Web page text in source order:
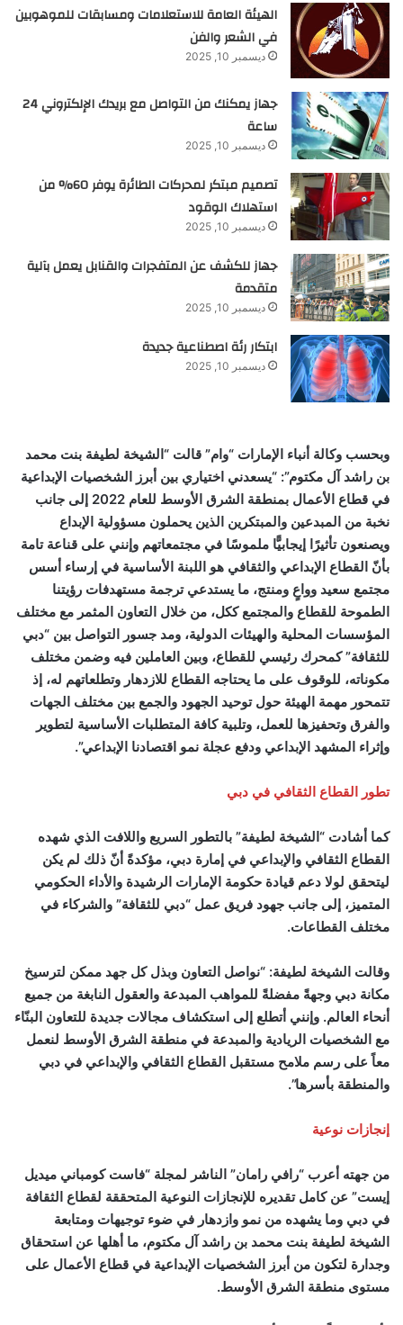
الهيئة العامة للاستعلامات ومسابقات للموهوبين
في الشعر والفن
ديسمبر 10, 2025
جهاز يمكنك من التواصل مع بريدك الإلكتروني 24
ساعة
ديسمبر 10, 2025
تصميم مبتكر لمحركات الطائرة يوفر 60% من
استهلاك الوقود
ديسمبر 10, 2025
جهاز للكشف عن المتفجرات والقنابل يعمل بآلية
متقدمة
ديسمبر 10, 2025
ابتكار رئة اصطناعية جديدة
ديسمبر 10, 2025
وبحسب وكالة أنباء الإمارات “وام” قالت “الشيخة لطيفة بنت محمد
بن راشد آل مكتوم”: “يسعدني اختياري بين أبرز الشخصيات الإبداعية
في قطاع الأعمال بمنطقة الشرق الأوسط للعام 2022 إلى جانب
نخبة من المبدعين والمبتكرين الذين يحملون مسؤولية الإبداع
ويصنعون تأثيرًا إيجابيًّا ملموسًا في مجتمعاتهم وإنني على قناعة تامة
بأنّ القطاع الإبداعي والثقافي هو اللبنة الأساسية في إرساء أسس
مجتمع سعيد وواعٍ ومنتج، ما يستدعي ترجمة مستهدفات رؤيتنا
الطموحة للقطاع والمجتمع ككل، من خلال التعاون المثمر مع مختلف
المؤسسات المحلية والهيئات الدولية، ومد جسور التواصل بين “دبي
للثقافة” كمحرك رئيسي للقطاع، وبين العاملين فيه وضمن مختلف
مكوناته، للوقوف على ما يحتاجه القطاع للازدهار وتطلعاتهم له، إذ
تتمحور مهمة الهيئة حول توحيد الجهود والجمع بين مختلف الجهات
والفرق وتحفيزها للعمل، وتلبية كافة المتطلبات الأساسية لتطوير
وإثراء المشهد الإبداعي ودفع عجلة نمو اقتصادنا الإبداعي”.
تطور القطاع الثقافي في دبي
كما أشادت “الشيخة لطيفة” بالتطور السريع واللافت الذي شهده
القطاع الثقافي والإبداعي في إمارة دبي، مؤكدةً أنّ ذلك لم يكن
ليتحقق لولا دعم قيادة حكومة الإمارات الرشيدة والأداء الحكومي
المتميز، إلى جانب جهود فريق عمل “دبي للثقافة” والشركاء في
مختلف القطاعات.
وقالت الشيخة لطيفة: “نواصل التعاون وبذل كل جهد ممكن لترسيخ
مكانة دبي وجهةً مفضلةً للمواهب المبدعة والعقول النابغة من جميع
أنحاء العالم. وإنني أتطلع إلى استكشاف مجالات جديدة للتعاون البنّاء
مع الشخصيات الريادية والمبدعة في منطقة الشرق الأوسط لنعمل
معاً على رسم ملامح مستقبل القطاع الثقافي والإبداعي في دبي
والمنطقة بأسرها”.
إنجازات نوعية
من جهته أعرب “رافي رامان” الناشر لمجلة “فاست كومباني ميديل
إيست” عن كامل تقديره للإنجازات النوعية المتحققة لقطاع الثقافة
في دبي وما يشهده من نمو وازدهار في ضوء توجيهات ومتابعة
الشيخة لطيفة بنت محمد بن راشد آل مكتوم، ما أهلها عن استحقاق
وجدارة لتكون من أبرز الشخصيات الإبداعية في قطاع الأعمال على
مستوى منطقة الشرق الأوسط.